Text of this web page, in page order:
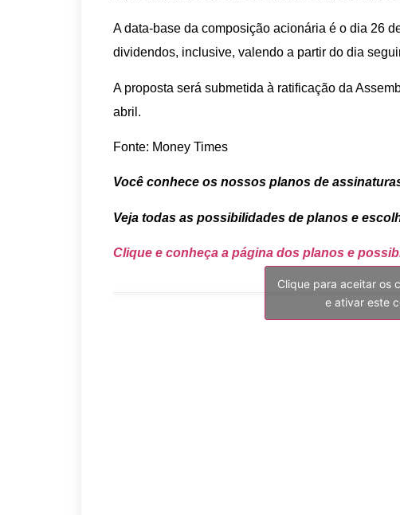
A data-base da composição acionária é o dia 26
dividendos, inclusive, valendo a partir do dia
A proposta será submetida à ratificação da
abril.
Fonte: Money Times
Você conhece os nossos planos de
Veja todas as possibilidades de planos e
Clique e conheça a página dos planos e
Clique para aceitar os
e ativar este